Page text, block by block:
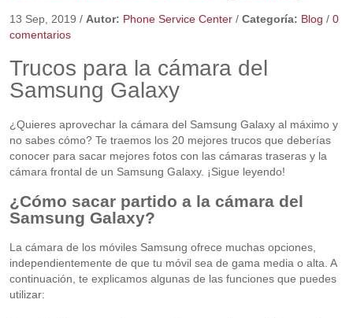
13 Sep, 2019 / Autor: Phone Service Center/ Categoría: Blog / 0
comentarios
Trucos para la cámara del
Samsung Galaxy
¿Quieres aprovechar la cámara del Samsung Galaxy al máximo y
no sabes cómo? Te traemos los 20 mejores trucos que deberías
conocer para sacar mejores fotos con las cámaras traseras y la
cámara frontal de un Samsung Galaxy. ¡Sigue leyendo!
¿Cómo sacar partido a la cámara del
Samsung Galaxy?
La cámara de los móviles Samsung ofrece muchas opciones,
independientemente de que tu móvil sea de gama media o alta. A
continuación, te explicamos algunas de las funciones que puedes
utilizar: